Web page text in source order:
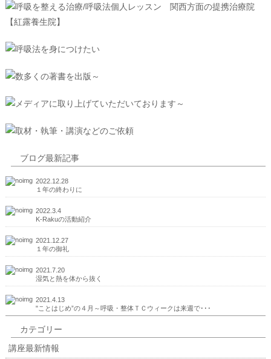
ブログ最新記事
2022.12.28
１年の終わりに
2022.3.4
K-Rakuの活動紹介
2021.12.27
１年の御礼
2021.7.20
湿気と熱を体から抜く
2021.4.13
"ことはじめ”の４月～呼吸・整体ＴＣウィークは来週で･･･
カテゴリー
講座最新情報